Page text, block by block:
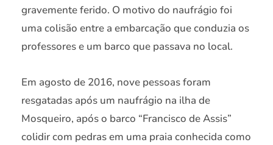
gravemente ferido. O motivo do naufrágio foi
uma colisão entre a embarcação que conduzia os
professores e um barco que passava no local.
Em agosto de 2016, nove pessoas foram
resgatadas após um naufrágio na ilha de
Mosqueiro, após o barco “Francisco de Assis”
colidir com pedras em uma praia conhecida como